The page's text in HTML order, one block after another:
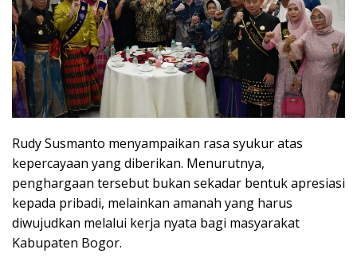
Rudy Susmanto menyampaikan rasa syukur atas
kepercayaan yang diberikan. Menurutnya,
penghargaan tersebut bukan sekadar bentuk apresiasi
kepada pribadi, melainkan amanah yang harus
diwujudkan melalui kerja nyata bagi masyarakat
Kabupaten Bogor.